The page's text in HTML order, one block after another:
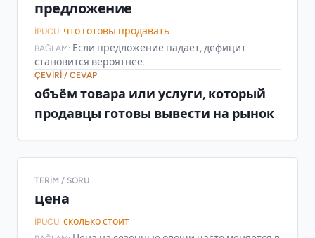
предложение
İPUCU: что готовы продавать
BAĞLAM: Если предложение падает, дефицит
становится вероятнее.
ÇEVIRI / CEVAP
объём товара или услуги, который
продавцы готовы вывести на рынок
TERIM / SORU
цена
İPUCU: сколько стоит